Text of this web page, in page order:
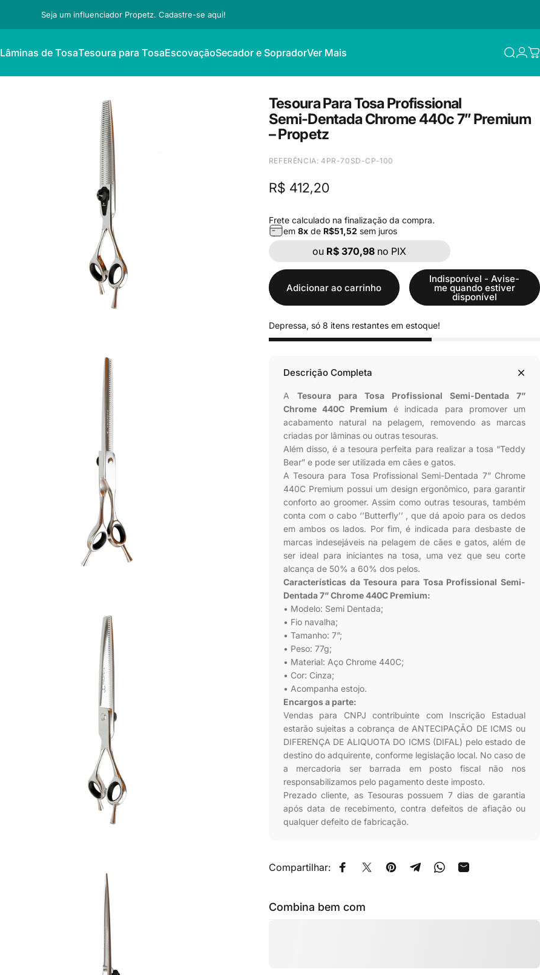
Seja um influenciador Propetz. Cadastre-se aqui!
Lâminas de Tosa
Lâminas de Tosa
Tesoura para Tosa
Tesoura para Tosa
Escovação
Escovação
Secador e Soprador
Secador e Soprador
Ver Mais
Ver Mais
TesouraParaTosaProfissional
Semi-DentadaChrome 440c7”Premium
–Propetz
REFERÊNCIA: 4PR-70SD-CP-100
R$ 412,20
Fretecalculado na finalização da compra.
em 8xde R$51,52 sem juros
ou R$ 370,98 no PIX
Adicionar ao carrinho
Indisponível - Avise-
me quando estiver
disponível
Depressa, só 8 itens restantes em estoque!
Descrição Completa
A Tesoura para Tosa Profissional Semi-Dentada 7”
Chrome 440C Premium é indicada para promover um
acabamento natural na pelagem, removendo as marcas
criadas por lâminas ou outras tesouras.
Além disso, é a tesoura perfeita para realizar a tosa “Teddy
Bear” e pode ser utilizada em cães e gatos.
A Tesoura para Tosa Profissional Semi-Dentada 7” Chrome
440C Premium possui um design ergonômico, para garantir
conforto ao groomer. Assim como outras tesouras, também
conta com o cabo ‘’Butterfly’’ , que dá apoio para os dedos
em ambos os lados. Por fim, é indicada para desbaste de
marcas indesejáveis na pelagem de cães e gatos, além de
ser ideal para iniciantes na tosa, uma vez que seu corte
alcança de 50% a 60% dos pelos.
Características da Tesoura para Tosa Profissional Semi-
Dentada 7” Chrome 440C Premium:
• Modelo: Semi Dentada;
• Fio navalha;
• Tamanho: 7”;
• Peso: 77g;
• Material: Aço Chrome 440C;
• Cor: Cinza;
• Acompanha estojo.
Encargos a parte:
Vendas para CNPJ contribuinte com Inscrição Estadual
estarão sujeitas a cobrança de ANTECIPAÇÃO DE ICMS ou
DIFERENÇA DE ALIQUOTA DO ICMS (DIFAL) pelo estado de
destino do adquirente, conforme legislação local. No caso de
a mercadoria ser barrada em posto fiscal não nos
responsabilizamos pelo pagamento deste imposto.
Prezado cliente, as Tesouras possuem 7 dias de garantia
após data de recebimento, contra defeitos de afiação ou
qualquer defeito de fabricação.
Compartilhar: Compartilhar no Facebook
Tweetar no Twitter
Fixar no Pinterest
Compartilhar no Telegram
Compartilhe no
Compartilhar
Combina bem com